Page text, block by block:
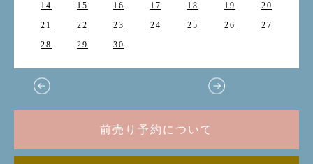
14
15 16 17 18 19
20
21
22 23 24 25 26
27
28
29 30
前売り予約について